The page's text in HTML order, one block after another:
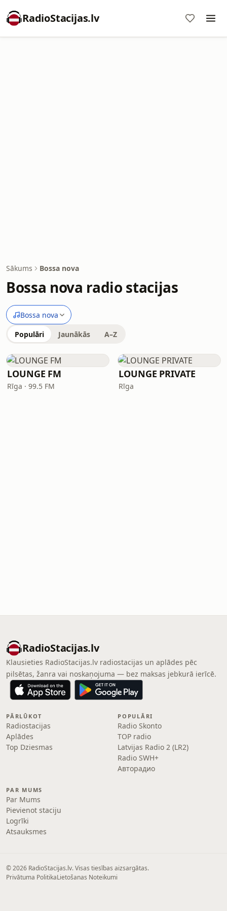
RadioStacijas.lv
Sākums Bossa nova
Bossa nova radio stacijas
Bossa nova
Populāri Jaunākās A–Z
LOUNGE FM
Rīga · 99.5 FM
LOUNGE PRIVATE
Rīga
RadioStacijas.lv
Klausieties RadioStacijas.lv radiostacijas un aplādes pēc
pilsētas, žanra vai noskaņojuma — bez maksas jebkurā ierīcē.
PĀRLŪKOT
Radiostacijas
Aplādes
Top Dziesmas
POPULĀRI
Radio Skonto
TOP radio
Latvijas Radio 2 (LR2)
Radio SWH+
Авторадио
PAR MUMS
Par Mums
Pievienot staciju
Logrīki
Atsauksmes
© 2026 RadioStacijas.lv. Visas tiesības aizsargātas.
Privātuma PolitikaLietošanas Noteikumi